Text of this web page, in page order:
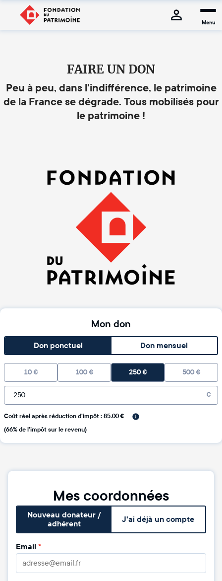
Menu
FAIRE UN DON
Peu à peu, dans l'indifférence, le patrimoine
de la France se dégrade. Tous mobilisés pour
le patrimoine !
Mon don
Don ponctuel Don mensuel
10 € 100 € 250€ 500 €
€
Coût réel après réduction d'impôt : 85.00 €
(66% de l'impôt sur le revenu)
Mes coordonnées
Nouveau donateur /
adhérent
J'ai déjà un compte
Email *